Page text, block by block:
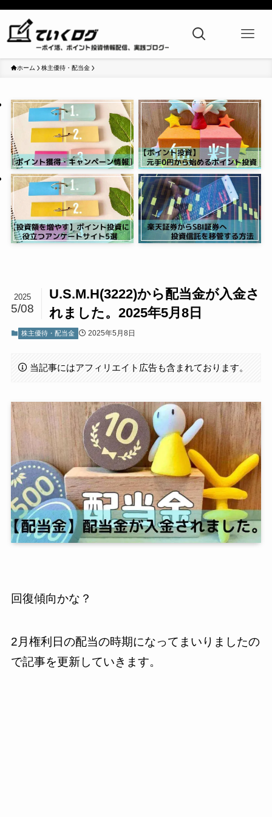
ホーム 株主優待・配当金
U.S.M.H(3222)から配当金が入金さ
れました。2025年5月8日
2025
5/08
株主優待・配当金 2025年5月8日
当記事にはアフィリエイト広告も含まれております。
回復傾向かな？
2月権利日の配当の時期になってまいりましたの
で記事を更新していきます。